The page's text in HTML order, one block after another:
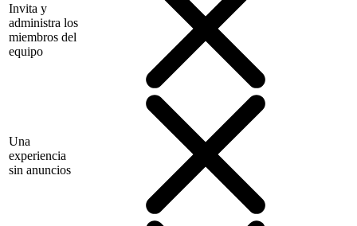
Invita y
administra los
miembros del
equipo
Una
experiencia
sin anuncios